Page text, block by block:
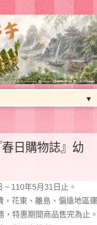
▼
日購物誌』幼
~ 110年5月31日止。
，花東、離島、偏遠地區
，特惠期間商品售完為止